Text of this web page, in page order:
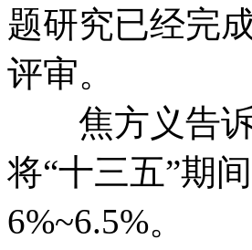
题研究已经完
评审。
焦方义告诉
将“十三五”期
6%~6.5%。